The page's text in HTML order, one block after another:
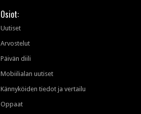
Osiot:
Uutiset
Arvostelut
Päivän diili
Mobiilialan uutiset
Kännyköiden tiedot ja vertailu
Oppaat